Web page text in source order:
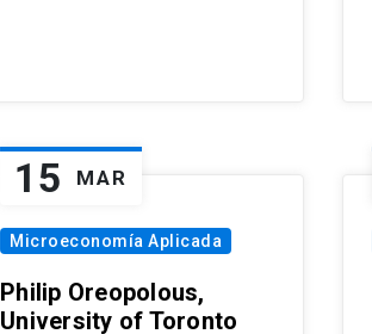
15 MAR
Microeconomía Aplicada
Philip Oreopolous,
University of Toronto